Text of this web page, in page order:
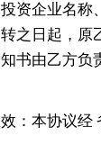
资企业名称
之日起，原
书由乙方负
：本协议经